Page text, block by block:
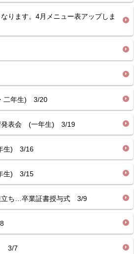
ります。4月メニュー表アップしま
二年生) 3/20
発表会 (一年生) 3/19
生) 3/16
生) 3/15
ち…卒業証書授与式 3/9
3/7